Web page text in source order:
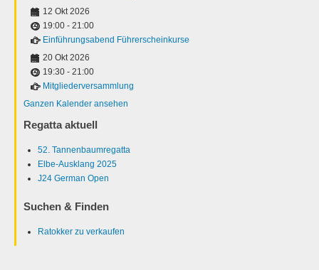
12 Okt 2026
19:00 - 21:00
Einführungsabend Führerscheinkurse
20 Okt 2026
19:30 - 21:00
Mitgliederversammlung
Ganzen Kalender ansehen
Regatta aktuell
52. Tannenbaumregatta
Elbe-Ausklang 2025
J24 German Open
Suchen & Finden
Ratokker zu verkaufen